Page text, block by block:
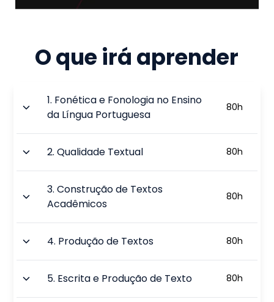
O que irá aprender
1. Fonética e Fonologia no Ensino
da Língua Portuguesa
80h
2.Qualidade Textual 80h
3.Construção de Textos
Acadêmicos
80h
4. Produção de Textos 80h
5. Escrita e Produção de Texto 80h